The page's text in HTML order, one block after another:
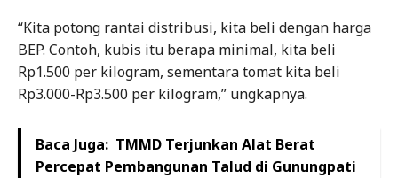
“Kita potong rantai distribusi, kita beli dengan harga
BEP. Contoh, kubis itu berapa minimal, kita beli
Rp1.500 per kilogram, sementara tomat kita beli
Rp3.000-Rp3.500 per kilogram,” ungkapnya.
Baca Juga: TMMD Terjunkan Alat Berat
Percepat Pembangunan Talud di Gunungpati